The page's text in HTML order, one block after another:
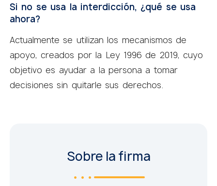
Si no se usa la interdicción, ¿qué se usa
ahora?
Actualmente se utilizan los mecanismos de
apoyo, creados por la Ley 1996 de 2019, cuyo
objetivo es ayudar a la persona a tomar
decisiones sin quitarle sus derechos.
Sobre la firma